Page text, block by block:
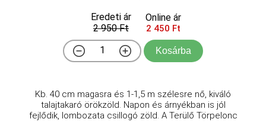
Eredeti ár
2 950 Ft
Online ár
2 450 Ft
Kosárba
Kb. 40 cm magasra és 1-1,5 m szélesre nő, kiváló
talajtakaró örökzöld. Napon és árnyékban is jól
fejlődik, lombozata csillogó zöld. A Terülő Törpelonc